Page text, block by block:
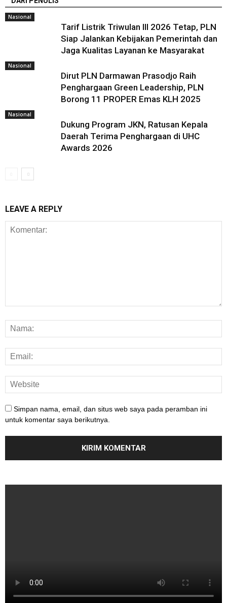
Nasional
Tarif Listrik Triwulan III 2026 Tetap, PLN
Siap Jalankan Kebijakan Pemerintah dan
Jaga Kualitas Layanan ke Masyarakat
Nasional
Dirut PLN Darmawan Prasodjo Raih
Penghargaan Green Leadership, PLN
Borong 11 PROPER Emas KLH 2025
Nasional
Dukung Program JKN, Ratusan Kepala
Daerah Terima Penghargaan di UHC
Awards 2026
LEAVE A REPLY
Simpan nama, email, dan situs web saya pada peramban ini
untuk komentar saya berikutnya.